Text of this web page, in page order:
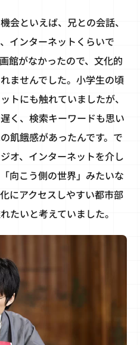
会といえば、兄との会話、
インターネットくらいで
館がなかったので、文化的
ませんでした。小学生の頃
トにも触れていましたが、
く、検索キーワードも思い
飢餓感があったんです。で
オ、インターネットを介し
向こう側の世界」みたいな
にアクセスしやすい都市部
たいと考えていました。